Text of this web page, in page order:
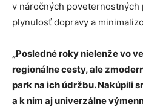
v náročných
plynulosť dopravy a
„Posledné roky nielenže vo
regionálne cesty, ale
park na ich údržbu. Nakúpili
a k nim aj univerzálne